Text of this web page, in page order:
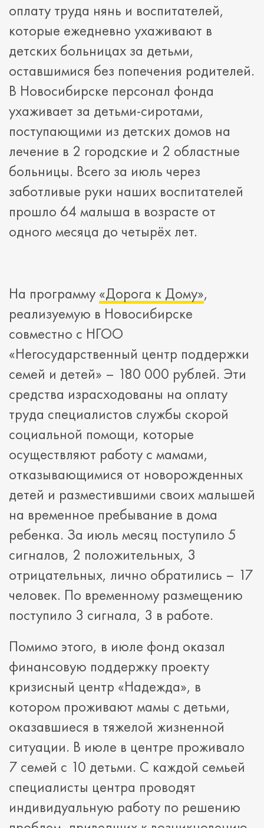
оплату труда нянь и воспитателей,
которые ежедневно ухаживают в
детских больницах за детьми,
оставшимися без попечения родителей.
В Новосибирске персонал фонда
ухаживает за детьми-сиротами,
поступающими из детских домов на
лечение в 2 городские и 2 областные
больницы. Всего за июль через
заботливые руки наших воспитателей
прошло 64 малыша в возрасте от
одного месяца до четырёх лет.
На программу «Дорога к Дому»,
реализуемую в Новосибирске
совместно с НГОО
«Негосударственный центр поддержки
семей и детей» – 180 000 рублей. Эти
средства израсходованы на оплату
труда специалистов службы скорой
социальной помощи, которые
осуществляют работу с мамами,
отказывающимися от новорожденных
детей и разместившими своих малышей
на временное пребывание в дома
ребенка. За июль месяц поступило 5
сигналов, 2 положительных, 3
отрицательных, лично обратились – 17
человек. По временному размещению
поступило 3 сигнала, 3 в работе.
Помимо этого, в июле фонд оказал
финансовую поддержку проекту
кризисный центр «Надежда», в
котором проживают мамы с детьми,
оказавшиеся в тяжелой жизненной
ситуации. В июле в центре проживало
7 семей с 10 детьми. С каждой семьей
специалисты центра проводят
индивидуальную работу по решению